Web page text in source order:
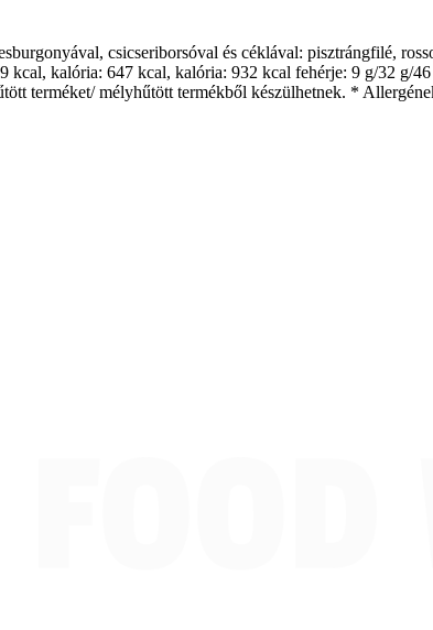
csicseriborsóval és céklával: pisztrángfilé,
kcal, kalória: 647 kcal, kalória: 932 kcal fehérje: 9 g/32 g/
terméket/ mélyhűtött termékből készülhetnek. *